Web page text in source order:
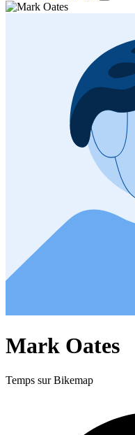
Mark Oates
Temps sur Bikemap